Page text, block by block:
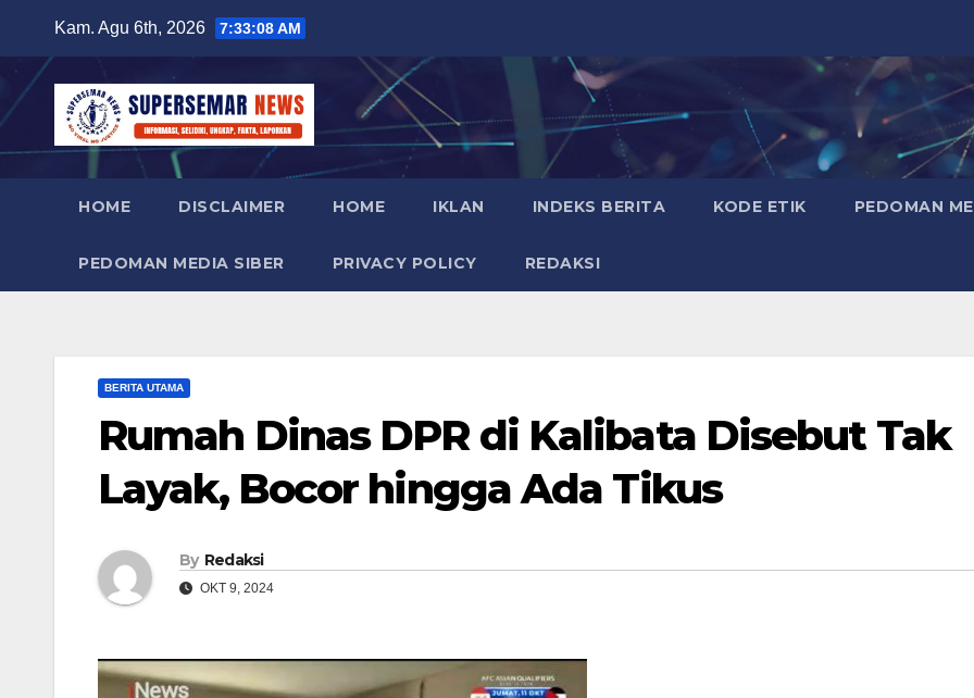
content
Kam. Agu 6th, 2026 7:33:08 AM
HOME DISCLAIMER HOME IKLAN INDEKS BERITA KODE ETIK PEDOMAN
PEDOMAN MEDIA SIBER PRIVACY POLICY REDAKSI
BERITA UTAMA
Rumah Dinas DPR di Kalibata Disebut Tak
Layak, Bocor hingga Ada Tikus
By Redaksi
OKT 9, 2024